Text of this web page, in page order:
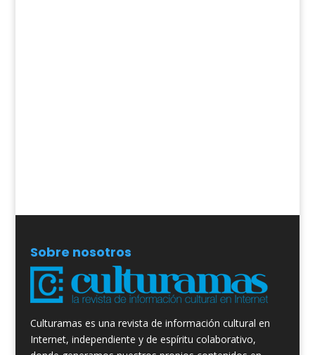
Sobre nosotros
Culturamas es una revista de información cultural en
Internet, independiente y de espíritu colaborativo,